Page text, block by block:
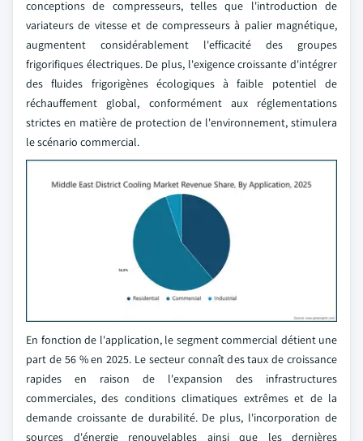
conceptions de compresseurs, telles que l'introduction de
variateurs de vitesse et de compresseurs à palier magnétique,
augmentent considérablement l'efficacité des groupes
frigorifiques électriques. De plus, l'exigence croissante d'intégrer
des fluides frigorigènes écologiques à faible potentiel de
réchauffement global, conformément aux réglementations
strictes en matière de protection de l'environnement, stimulera
le scénario commercial.
En fonction de l'application, le segment commercial détient une
part de 56 % en 2025. Le secteur connaît des taux de croissance
rapides en raison de l'expansion des infrastructures
commerciales, des conditions climatiques extrêmes et de la
demande croissante de durabilité. De plus, l'incorporation de
sources d'énergie renouvelables ainsi que les dernières